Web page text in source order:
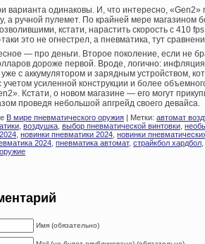
варианта одинаковы. И, что интересно,
а ручной пулемет. По крайней мере магазином
кстати, нарастить скорость с 410
это не огнестрел, а пневматика, тут
— про деньги. Второе поколение, если не
дороже первой. Вроде, логично:
уже с аккумулятором и зарядным устройством,
учетом усиленной конструкции и более
Кстати, о новом магазине — его могут
проведя небольшой апгрейд своего девайса.
В мире пневматического оружия | Метки: автомат
воздушка выбор пневматической винтовки
новинки пневматики 2024 новинки
2024 пневматика автомат, страйкбол хардбол
Имя (обязательно)